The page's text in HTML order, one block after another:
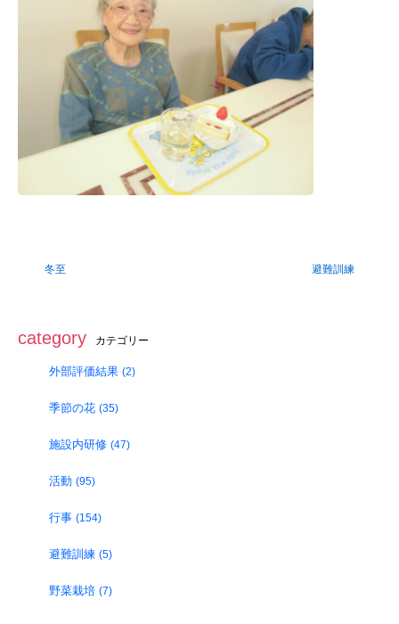
冬至 避難訓練
category カテゴリー
外部評価結果 (2)
季節の花 (35)
施設内研修 (47)
活動 (95)
行事 (154)
避難訓練 (5)
野菜栽培 (7)